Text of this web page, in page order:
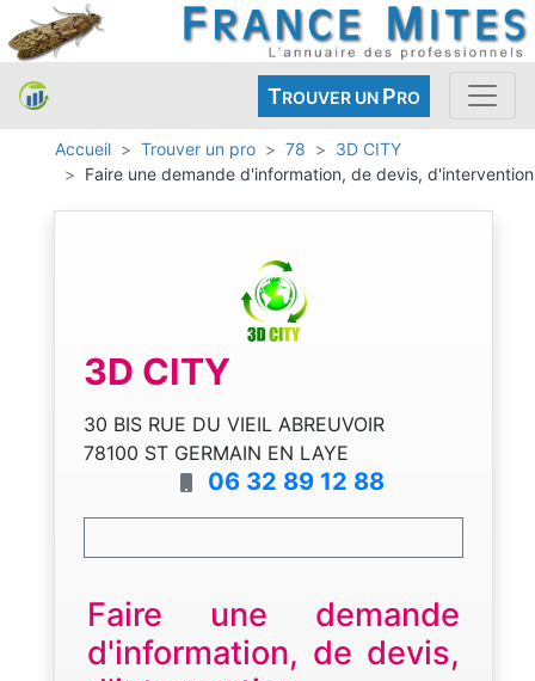
TROUVER UN PRO
Accueil Trouver un pro 78
3D CITY
Faire une demande d'information, de devis, d'intervention
3D CITY
30 BIS RUE DU VIEIL ABREUVOIR
78100 ST GERMAIN EN LAYE
06 32 89 12 88
Faire une demande
d'information, de devis,